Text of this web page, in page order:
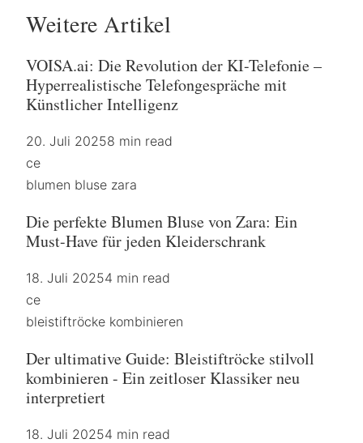
Weitere Artikel
VOISA.ai: Die Revolution der KI-Telefonie –
Hyperrealistische Telefongespräche mit
Künstlicher Intelligenz
20. Juli 20258 min read
ce
blumen bluse zara
Die perfekte Blumen Bluse von Zara: Ein
Must-Have für jeden Kleiderschrank
18. Juli 20254 min read
ce
bleistiftröcke kombinieren
Der ultimative Guide: Bleistiftröcke stilvoll
kombinieren - Ein zeitloser Klassiker neu
interpretiert
18. Juli 20254 min read